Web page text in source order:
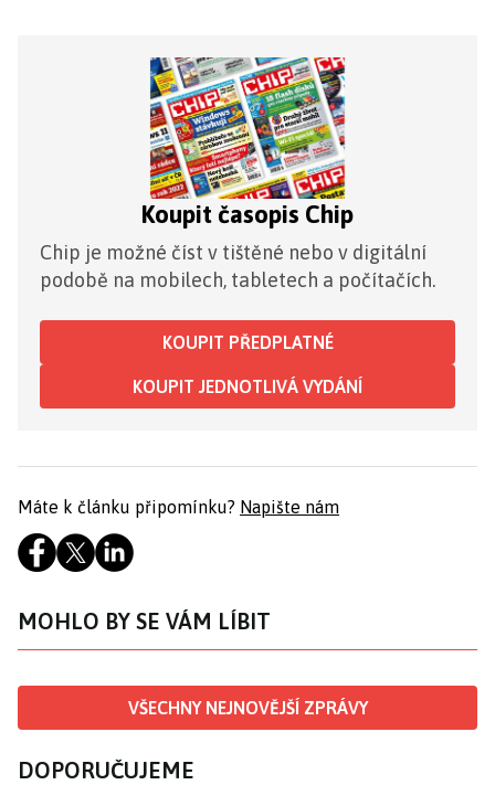
Koupit časopis Chip
Chip je možné číst v tištěné nebo v digitální
podobě na mobilech, tabletech a počítačích.
KOUPIT PŘEDPLATNÉ
KOUPIT JEDNOTLIVÁ VYDÁNÍ
Máte k článku připomínku? Napište nám
MOHLO BY SE VÁM LÍBIT
VŠECHNY NEJNOVĚJŠÍ ZPRÁVY
DOPORUČUJEME